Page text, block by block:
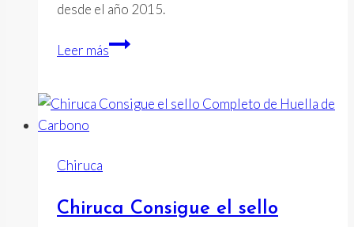
desde el año 2015.
Leer másChiruca
árboles
Chiruca
Chiruca Consigue el sello